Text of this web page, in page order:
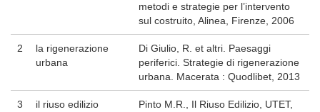
metodi e strategie per l’intervento
sul costruito, Alinea, Firenze, 2006
2
la rigenerazione
urbana
Di Giulio, R. et altri. Paesaggi
periferici. Strategie di rigenerazione
urbana. Macerata : Quodlibet, 2013
3 il riuso edilizio
Pinto M.R., Il Riuso Edilizio, UTET,